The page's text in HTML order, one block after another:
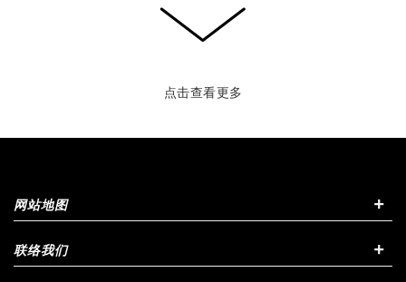
点击查看更多
网站地图 +
联络我们 +